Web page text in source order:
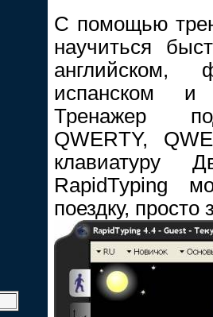
С помощью
научиться
английском,
испанском и
Тренажер
QWERTY,
клавиатуру
RapidTyping
поездку,